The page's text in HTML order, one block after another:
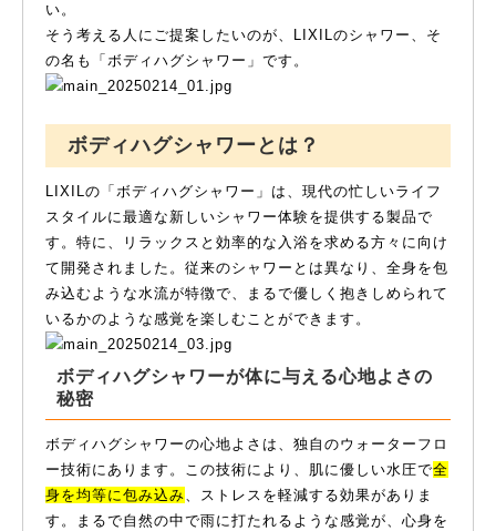
い。
そう考える人にご提案したいのが、LIXILのシャワー、そ
の名も「ボディハグシャワー」です。
ボディハグシャワーとは？
LIXILの「ボディハグシャワー」は、現代の忙しいライフ
スタイルに最適な新しいシャワー体験を提供する製品で
す。特に、リラックスと効率的な入浴を求める方々に向け
て開発されました。従来のシャワーとは異なり、全身を包
み込むような水流が特徴で、まるで優しく抱きしめられて
いるかのような感覚を楽しむことができます。
ボディハグシャワーが体に与える心地よさの
秘密
ボディハグシャワーの心地よさは、独自のウォーターフロ
ー技術にあります。この技術により、肌に優しい水圧で全
身を均等に包み込み、ストレスを軽減する効果がありま
す。まるで自然の中で雨に打たれるような感覚が、心身を